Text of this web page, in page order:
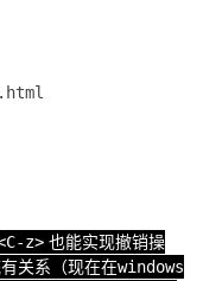
z> 也能实现撤销操
关系（现在在windows